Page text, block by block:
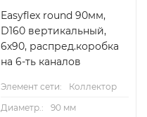
Easyflex round 90мм,
D160 вертикальный,
6x90, распред.коробка
на 6-ть каналов
Элемент сети:
Коллектор
Диаметр.:
90 мм